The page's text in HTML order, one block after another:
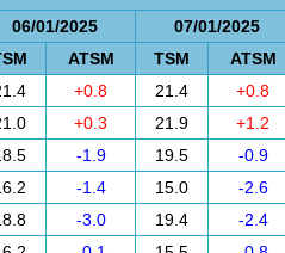
06/01/2025 07/01/2025
ATSM TSM ATSM
+0.8 21.4 +0.8
+0.3 21.9 +1.2
-1.9 19.5 -0.9
-1.4 15.0 -2.6
-3.0 19.4 -2.4